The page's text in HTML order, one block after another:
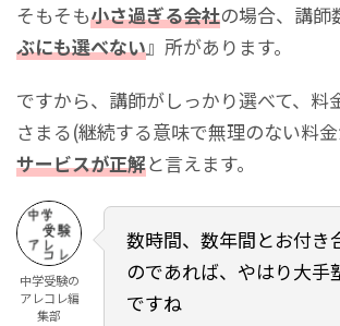
そもそも小さ過ぎる会社の場合、講師
ぶにも選べない』所があります。
ですから、講師がしっかり選べて、料
さまる(継続する意味で無理のない料
サービスが正解と言えます。
中学受験の
アレコレ編
集部
数時間、数年間とお付き
のであれば、やはり大手
ですね